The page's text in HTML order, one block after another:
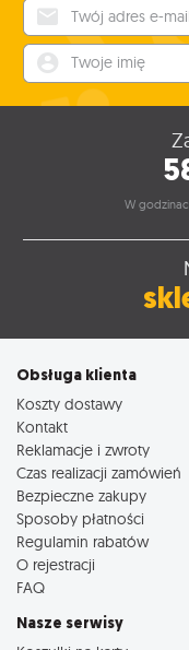
W
Obsługa klienta
Koszty dostawy
Kontakt
Reklamacje i zwroty
Czas realizacji zamówień
Bezpieczne zakupy
Sposoby płatności
Regulamin rabatów
O rejestracji
FAQ
Nasze serwisy